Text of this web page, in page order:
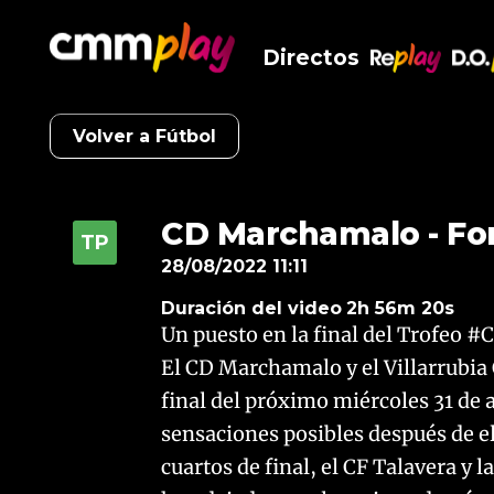
Directos
Volver a Fútbol
CD Marchamalo -
28/08/2022 11:11
Duración del video 2h 56m 20s
Un puesto en la final del Trofeo
El CD Marchamalo y el
final del próximo miércoles 31 de
sensaciones posibles después de
cuartos de final, el CF Talavera y